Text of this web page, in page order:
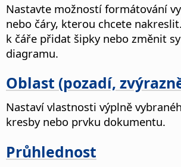
Nastavte možností formátování
nebo čáry, kterou chcete
k čáře přidat šipky nebo změnit
diagramu.
Oblast (pozadí,
Nastaví vlastnosti výplně
kresby nebo prvku dokumentu.
Průhlednost